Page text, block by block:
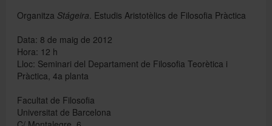
Relacions externes
Directori
Organitza Stágeira . Estudis Aristotèlics de Filosofia Pràctica
Data: 8 de maig de 2012
Hora: 12 h
Lloc: Seminari del Departament de Filosofia Teorètica i
Pràctica, 4a planta
Facultat de Filosofia
Universitat de Barcelona